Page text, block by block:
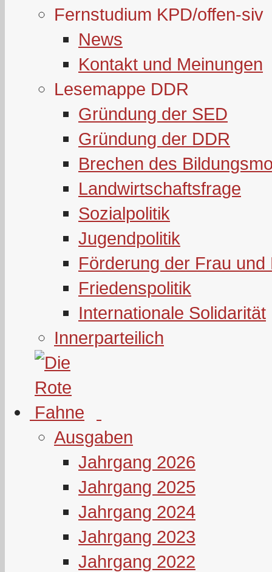
Fernstudium KPD/offen-siv
News
Kontakt und Meinungen
Lesemappe DDR
Gründung der SED
Gründung der DDR
Brechen des
Landwirtschaftsfrage
Sozialpolitik
Jugendpolitik
Förderung der Frau und
Friedenspolitik
Internationale Solidarität
Innerparteilich
Ausgaben
Jahrgang 2026
Jahrgang 2025
Jahrgang 2024
Jahrgang 2023
Jahrgang 2022